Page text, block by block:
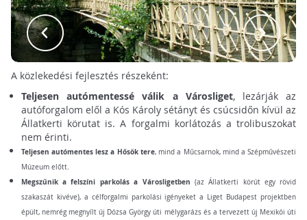
A közlekedési fejlesztés részeként:
Teljesen autómentessé válik a Városliget, lezárják az
autóforgalom elől a Kós Károly sétányt és csúcsidőn kívül az
Állatkerti körutat is. A forgalmi korlátozás a trolibuszokat
nem érinti.
Teljesen autómentes lesz a Hősök tere, mind a Műcsarnok, mind a Szépművészeti
Múzeum előtt.
Megszűnik a felszíni parkolás a Városligetben (az Állatkerti körút egy rövid
szakaszát kivéve), a célforgalmi parkolási igényeket a Liget Budapest projektben
épült, nemrég megnyílt új Dózsa György úti mélygarázs és a tervezett új Mexikói úti